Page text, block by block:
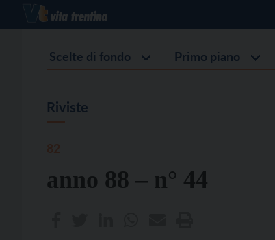
Scelte di fondo Primo piano
Riviste
anno 88 – n° 44